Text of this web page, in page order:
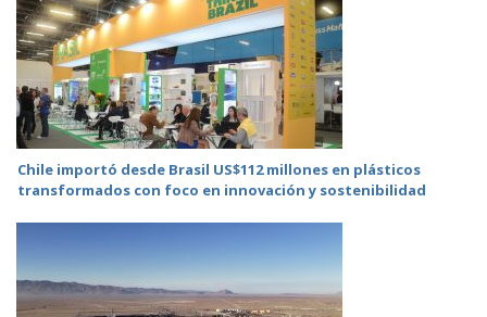
Chile importó desde Brasil US$112 millones en plásticos
transformados con foco en innovación y sostenibilidad